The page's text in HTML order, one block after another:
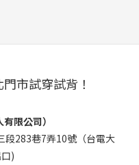
市試穿試背！
限公司）
段283巷7弄10號（台電大
)